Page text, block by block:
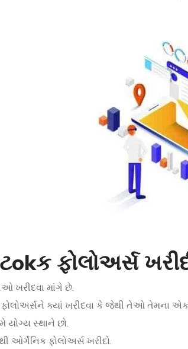
ફોલોઅર્સ
ખરીદવા માંગે છે.
ફોલોઅર્સને ક્યાં ખરીદવા કે જેથી તેઓ તેમના
યોગ્ય સ્થાને છો.
ઓર્ગેનિક ફોલોઅર્સ ખરીદો.